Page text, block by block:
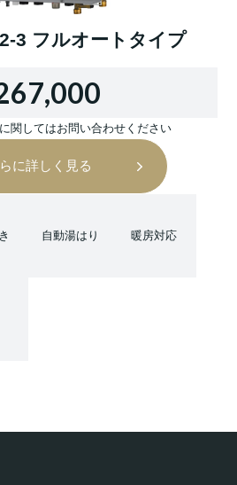
3 フルオートタイプ
関してはお問い合わせください
に詳しく見る
自動湯はり 暖房対応